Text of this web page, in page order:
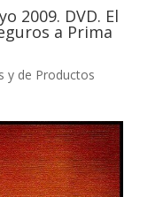
2009. DVD. El
a Prima
y de Productos